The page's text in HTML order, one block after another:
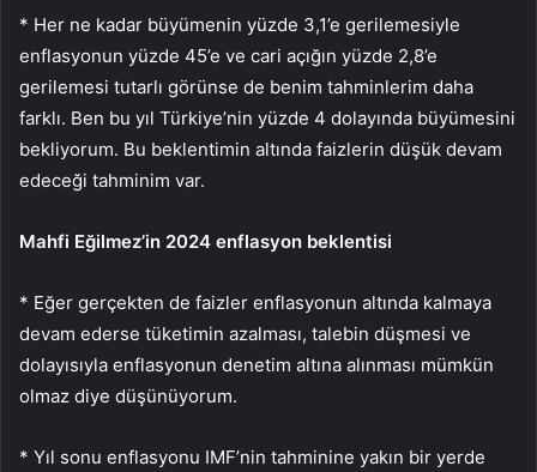
* Her ne kadar büyümenin yüzde 3,1’e gerilemesiyle
enflasyonun yüzde 45’e ve cari açığın yüzde 2,8’e
gerilemesi tutarlı görünse de benim tahminlerim daha
farklı. Ben bu yıl Türkiye’nin yüzde 4 dolayında büyümesini
bekliyorum. Bu beklentimin altında faizlerin düşük devam
edeceği tahminim var.
Mahfi Eğilmez’in 2024 enflasyon beklentisi
* Eğer gerçekten de faizler enflasyonun altında kalmaya
devam ederse tüketimin azalması, talebin düşmesi ve
dolayısıyla enflasyonun denetim altına alınması mümkün
olmaz diye düşünüyorum.
* Yıl sonu enflasyonu IMF’nin tahminine yakın bir yerde